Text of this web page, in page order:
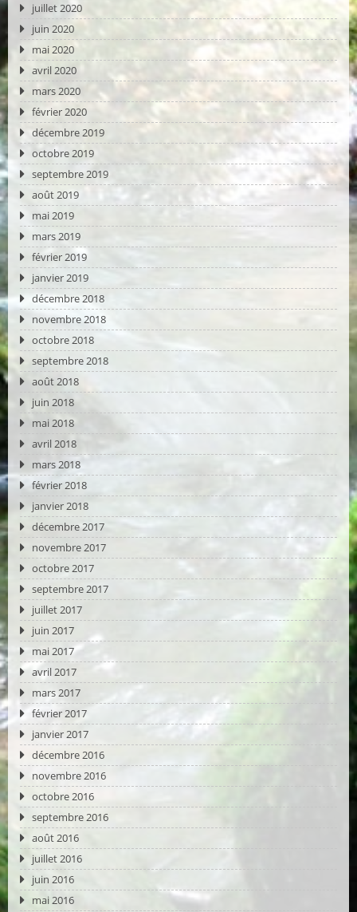
juillet 2020
juin 2020
mai 2020
avril 2020
mars 2020
février 2020
décembre 2019
octobre 2019
septembre 2019
août 2019
mai 2019
mars 2019
février 2019
janvier 2019
décembre 2018
novembre 2018
octobre 2018
septembre 2018
août 2018
juin 2018
mai 2018
avril 2018
mars 2018
février 2018
janvier 2018
décembre 2017
novembre 2017
octobre 2017
septembre 2017
juillet 2017
juin 2017
mai 2017
avril 2017
mars 2017
février 2017
janvier 2017
décembre 2016
novembre 2016
octobre 2016
septembre 2016
août 2016
juillet 2016
juin 2016
mai 2016